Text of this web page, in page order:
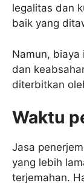
legalitas dan
baik yang
Namun, biaya
dan
diterbitkan
Waktu
Jasa
yang lebih
terjemahan.